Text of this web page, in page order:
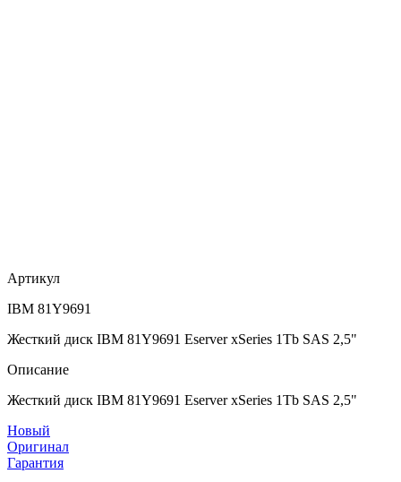
Артикул
IBM 81Y9691
Жесткий диск IBM 81Y9691 Eserver xSeries 1Tb SAS 2,5"
Описание
Жесткий диск IBM 81Y9691 Eserver xSeries 1Tb SAS 2,5"
Новый
Оригинал
Гарантия